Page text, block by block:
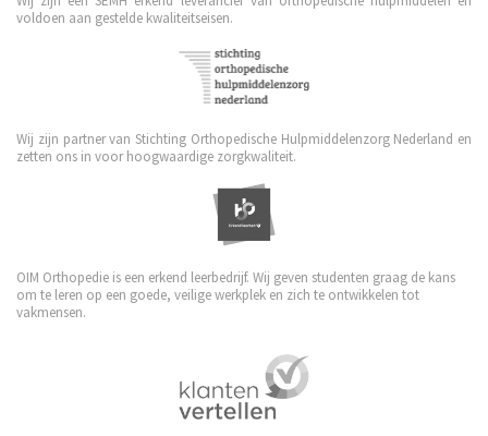
voldoen aan gestelde kwaliteitseisen.
Wij zijn partner van Stichting Orthopedische Hulpmiddelenzorg Nederland en
zetten ons in voor hoogwaardige zorgkwaliteit.
OIM Orthopedie is een erkend leerbedrijf. Wij geven studenten graag de kans
om te leren op een goede, veilige werkplek en zich te ontwikkelen tot
vakmensen.